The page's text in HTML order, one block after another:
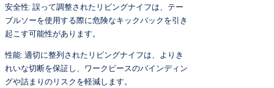
安全性: 誤って調整されたリビングナイフは、テー
ブルソーを使用する際に危険なキックバックを引き
起こす可能性があります。
性能: 適切に整列されたリビングナイフは、よりき
れいな切断を保証し、ワークピースのバインディン
グや詰まりのリスクを軽減します。